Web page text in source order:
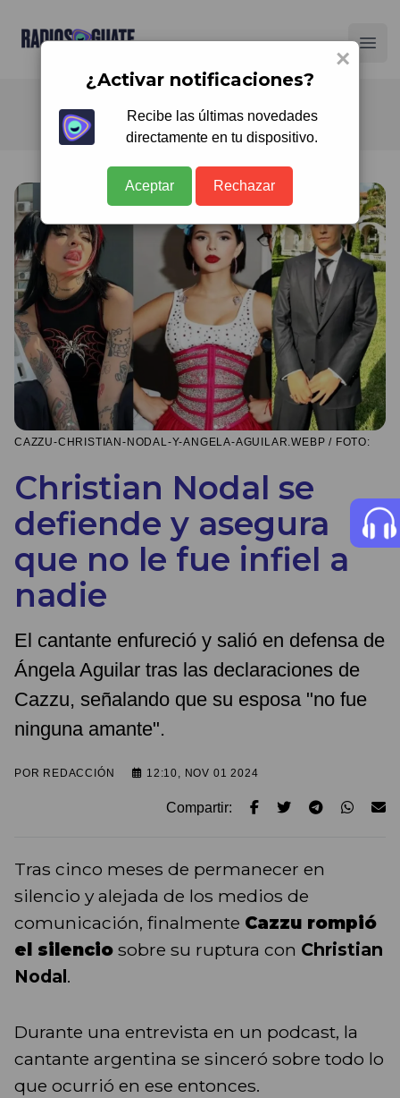
Radios Guate
CAZZU-CHRISTIAN-NODAL-Y-ANGELA-AGUILAR.WEBP / FOTO:
Christian Nodal se
defiende y asegura
que no le fue infiel a
nadie
El cantante enfureció y salió en defensa de
Ángela Aguilar tras las declaraciones de
Cazzu, señalando que su esposa "no fue
ninguna amante".
POR REDACCIÓN 12:10, NOV 01 2024
Compartir:
Tras cinco meses de permanecer en
silencio y alejada de los medios de
comunicación, finalmente Cazzu rompió
el silencio sobre su ruptura con Christian
Nodal.
Durante una entrevista en un podcast, la
cantante argentina se sinceró sobre todo lo
que ocurrió en ese entonces.
×
¿Activar notificaciones?
Recibe las últimas novedades
directamente en tu dispositivo.
Aceptar Rechazar